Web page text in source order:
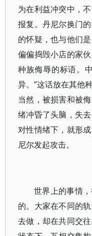
为在利益冲突中，
报复。丹尼尔换门
的怀疑，也与他们
偏偏捣毁小店的家
种族侮辱的标语。
异。”这话放在其他
当然，被损害和被
绪冲昏了头脑，失
对性情绪下，就形
尼尔发起攻击。
世界上的事情
的。大家在不同的
去做，却在共同交